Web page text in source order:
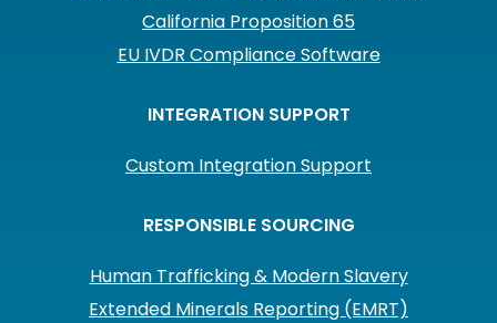
California Proposition 65
EU IVDR Compliance Software
INTEGRATION SUPPORT
Custom Integration Support
RESPONSIBLE SOURCING
Human Trafficking & Modern Slavery
Extended Minerals Reporting (EMRT)